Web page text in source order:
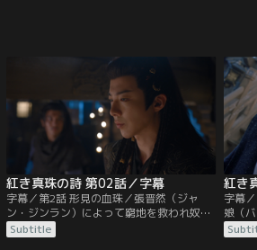
紅き真珠の詩 第02話／字幕
字幕／第2話 形見の血珠／張晋然（ジャ
ン・ジンラン）によって窮地を救われ奴隷
の身分から解放されることになった端午
（ドゥアンウー）。彼女は彼に頼まれて採
Subtitle
紅き
字幕
娘（
ィン
（ド